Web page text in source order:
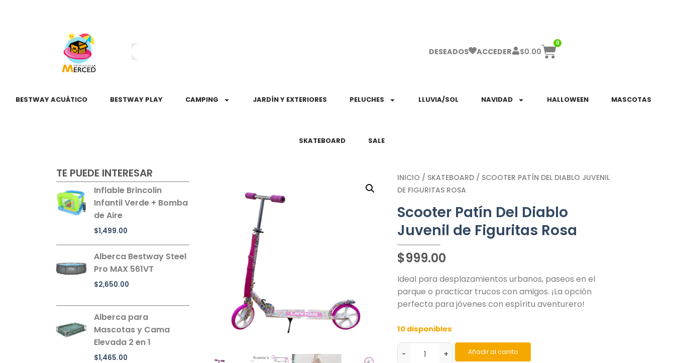
DESEADOS ACCEDER $0.00
0
BESTWAY ACUÁTICO BESTWAY PLAY CAMPING JARDÍN Y EXTERIORES PELUCHES LLUVIA/SOL NAVIDAD HALLOWEEN MASCOTAS
SKATEBOARD SALE
TE PUEDE INTERESAR
Inflable Brincolin
Infantil Verde + Bomba
de Aire
$1,499.00
Alberca Bestway Steel
Pro MAX 561VT
$2,650.00
Alberca para
Mascotas y Cama
Elevada 2 en 1
$1,465.00
INICIO / SKATEBOARD / SCOOTER PATÍN DEL DIABLO JUVENIL
DE FIGURITAS ROSA
Scooter Patín Del Diablo
Juvenil de Figuritas Rosa
$999.00
Ideal para desplazamientos urbanos, paseos en el
parque o practicar trucos con amigos. ¡La opción
perfecta para jóvenes con espíritu aventurero!
10 disponibles
- + Añadir al carrito